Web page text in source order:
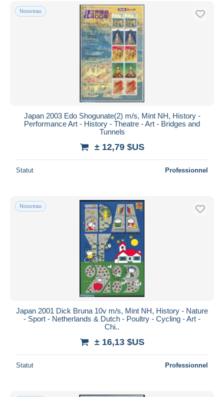
Uniquement en réduction
Livraison gratuite
Méthodes de paiement
Virement bancaire
Mastercard
iDeal
Résidence du vendeur
Appliquer
Nouveau
Japan 2003 Edo Shogunate(2) m/s, Mint NH, History -
Performance Art - History - Theatre - Art - Bridges and
Tunnels
± 12,79 $US
Statut Professionnel
Nouveau
Japan 2001 Dick Bruna 10v m/s, Mint NH, History - Nature
- Sport - Netherlands & Dutch - Poultry - Cycling - Art -
Chi..
± 16,13 $US
Statut Professionnel